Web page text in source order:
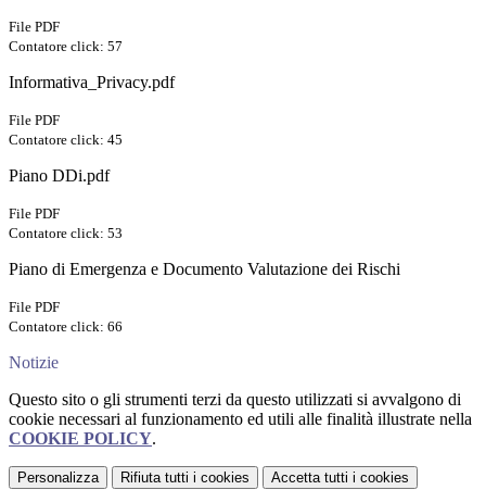
File PDF
Contatore click: 57
Informativa_Privacy.pdf
File PDF
Contatore click: 45
Piano DDi.pdf
File PDF
Contatore click: 53
Piano di Emergenza e Documento Valutazione dei Rischi
File PDF
Contatore click: 66
Notizie
Questo sito o gli strumenti terzi da questo utilizzati si avvalgono di
cookie necessari al funzionamento ed utili alle finalità illustrate nella
COOKIE POLICY.
Personalizza Rifiuta tutti i cookies Accetta tutti i cookies